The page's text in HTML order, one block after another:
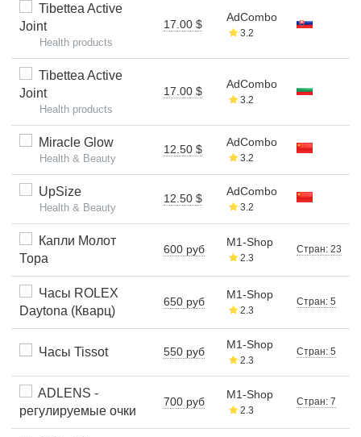
Tibettea Active
Joint
Health products
17.00 $
AdCombo
3.2
Tibettea Active
Joint
Health products
17.00 $
AdCombo
3.2
Miracle Glow
Health & Beauty
12.50 $
AdCombo
3.2
UpSize
Health & Beauty
12.50 $
AdCombo
3.2
Капли Молот
Тора
600 руб
M1-Shop
2.3
Стран: 23
Часы ROLEX
Daytona (Кварц)
650 руб
M1-Shop
2.3
Стран: 5
Часы Tissot 550 руб
M1-Shop
2.3
Стран: 5
ADLENS -
регулируемые очки
700 руб
M1-Shop
2.3
Стран: 7